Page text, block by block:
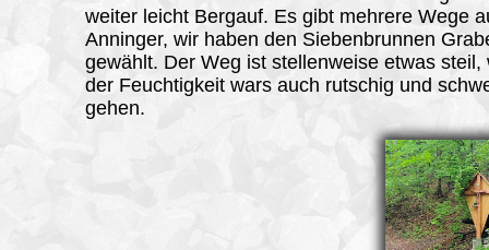
weiter leicht Bergauf. Es gibt mehrere Wege
Anninger, wir haben den Siebenbrunnen
gewählt. Der Weg ist stellenweise etwas steil,
der Feuchtigkeit wars auch rutschig und
gehen.